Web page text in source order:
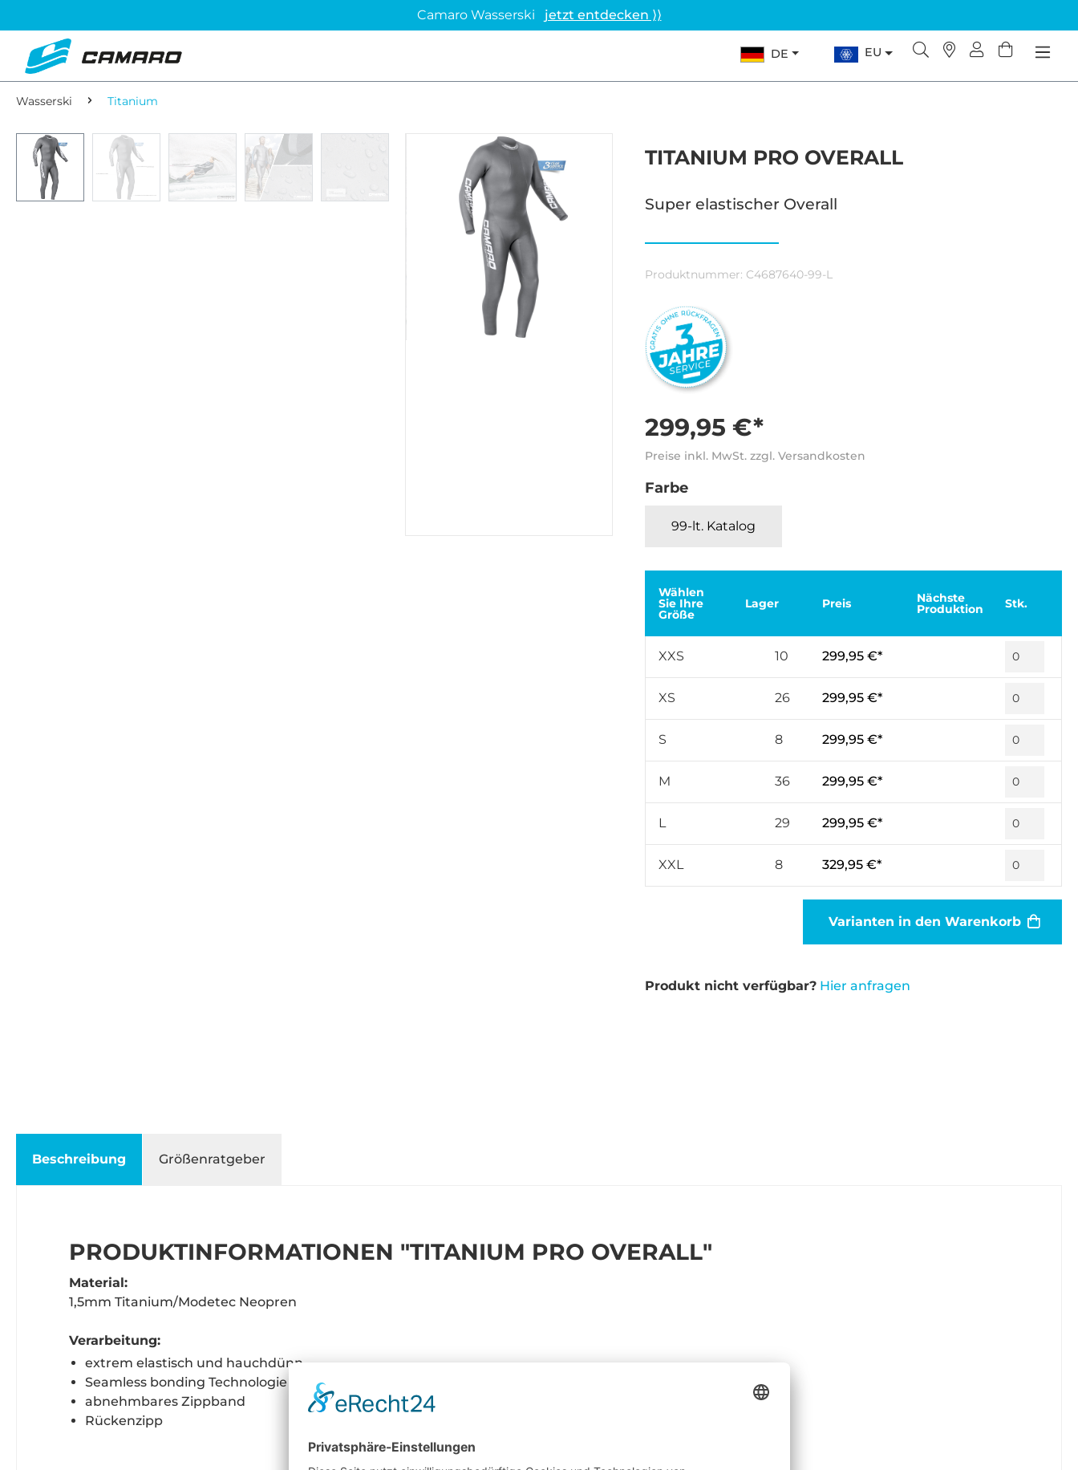
Camaro Wasserski jetzt entdecken ⟩⟩
DE EU
Wasserski Titanium
TITANIUM PRO OVERALL
Super elastischer Overall
Produktnummer: C4687640-99-L
299,95 €*
Preise inkl. MwSt. zzgl. Versandkosten
Farbe
99-lt. Katalog
Wählen
Sie Ihre
Größe
Lager Preis Nächste
Produktion Stk.
XXS 10 299,95 €*
XS 26 299,95 €*
S 8 299,95 €*
M 36 299,95 €*
L 29 299,95 €*
XXL 8 329,95 €*
Varianten in den Warenkorb
Produkt nicht verfügbar? Hier anfragen
Beschreibung Größenratgeber
PRODUKTINFORMATIONEN "TITANIUM PRO OVERALL"
Material:
1,5mm Titanium/Modetec Neopren
Verarbeitung:
extrem elastisch und hauchdünn
Seamless bonding Technologie
abnehmbares Zippband
Rückenzipp